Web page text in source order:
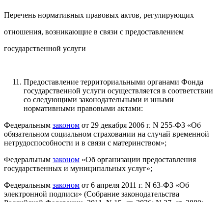
Перечень нормативных правовых актов, регулирующих
отношения, возникающие в связи с предоставлением
государственной услуги
Предоставление территориальными органами Фонда
государственной услуги осуществляется в соответствии
со следующими законодательными и иными
нормативными правовыми актами:
Федеральным законом от 29 декабря 2006 г. N 255-ФЗ «Об
обязательном социальном страховании на случай временной
нетрудоспособности и в связи с материнством»;
Федеральным законом «Об организации предоставления
государственных и муниципальных услуг»;
Федеральным законом от 6 апреля 2011 г. N 63-ФЗ «Об
электронной подписи» (Собрание законодательства